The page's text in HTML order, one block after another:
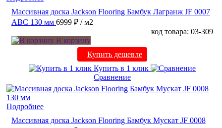
Массивная доска Jackson Flooring Бамбук Лагранж JF 0007
ABC 130 мм 6999 ₽ / м2
код товара: 03-309
В корзину
Купить дешевле
Купить в 1 клик
Сравнение
Подробнее
Массивная доска Jackson Flooring Бамбук Мускат JF 0008